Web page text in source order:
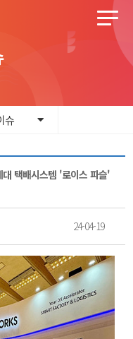
슈
택배시스템 '로이스 파슬'
24-04-19